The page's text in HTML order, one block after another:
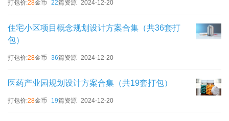
打包价:28金币 22篇资源 2024-12-20
住宅小区项目概念规划设计方案合集（共36套打
包）
打包价:28金币 36篇资源 2024-12-20
医药产业园规划设计方案合集（共19套打包）
打包价:28金币 19篇资源 2024-12-20